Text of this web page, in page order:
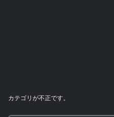
カテゴリが不正です。